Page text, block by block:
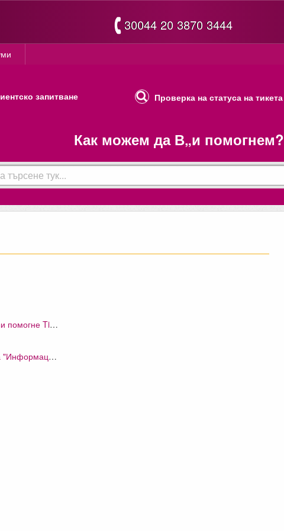
30044 20 3870 3444
запитване Проверка на статуса на тикета
Как можем да В„и помогнем?
С какъв вид билети може да ми помогне Ticmate?
Чие име да напиша в графата "Информация за клиента"?